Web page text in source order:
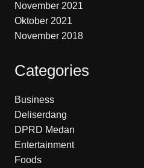
November 2021
Oktober 2021
November 2018
Categories
Business
Deliserdang
DPRD Medan
Entertainment
Foods